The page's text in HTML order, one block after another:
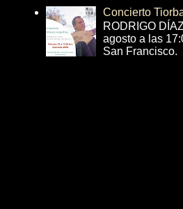
Concierto
RODRIGO
agosto a las
San Francisco.